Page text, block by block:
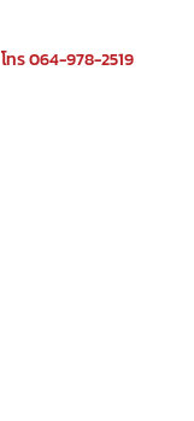
โทร 064-978-2519